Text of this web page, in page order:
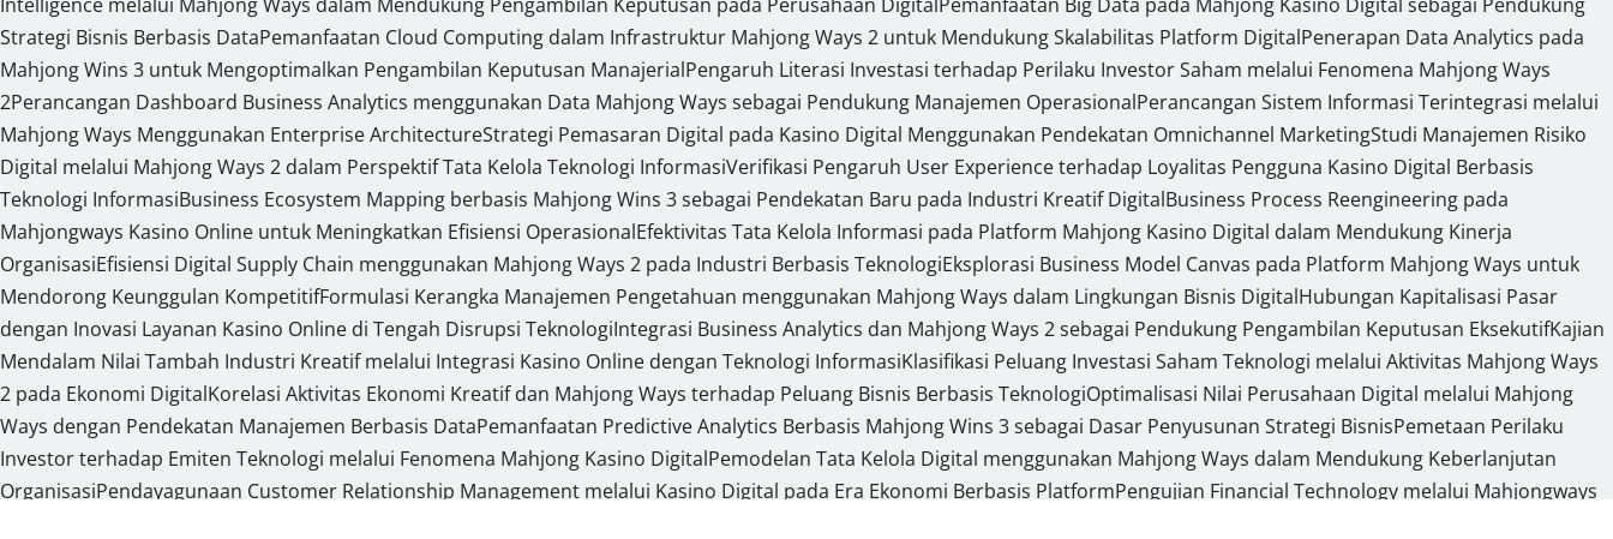
Strategi Bisnis Berbasis DataPemanfaatan Cloud Computing dalam Infrastruktur Mahjong Ways 2 untuk Mendukung Skalabilitas Platform DigitalPenerapan Data Analytics pada
Mahjong Wins 3 untuk Mengoptimalkan Pengambilan Keputusan ManajerialPengaruh Literasi Investasi terhadap Perilaku Investor Saham melalui Fenomena Mahjong Ways
2Perancangan Dashboard Business Analytics menggunakan Data Mahjong Ways sebagai Pendukung Manajemen OperasionalPerancangan Sistem Informasi Terintegrasi melalui
Mahjong Ways Menggunakan Enterprise ArchitectureStrategi Pemasaran Digital pada Kasino Digital Menggunakan Pendekatan Omnichannel MarketingStudi Manajemen Risiko
Digital melalui Mahjong Ways 2 dalam Perspektif Tata Kelola Teknologi InformasiVerifikasi Pengaruh User Experience terhadap Loyalitas Pengguna Kasino Digital Berbasis
Teknologi InformasiBusiness Ecosystem Mapping berbasis Mahjong Wins 3 sebagai Pendekatan Baru pada Industri Kreatif DigitalBusiness Process Reengineering pada
Mahjongways Kasino Online untuk Meningkatkan Efisiensi OperasionalEfektivitas Tata Kelola Informasi pada Platform Mahjong Kasino Digital dalam Mendukung Kinerja
OrganisasiEfisiensi Digital Supply Chain menggunakan Mahjong Ways 2 pada Industri Berbasis TeknologiEksplorasi Business Model Canvas pada Platform Mahjong Ways untuk
Mendorong Keunggulan KompetitifFormulasi Kerangka Manajemen Pengetahuan menggunakan Mahjong Ways dalam Lingkungan Bisnis DigitalHubungan Kapitalisasi Pasar
dengan Inovasi Layanan Kasino Online di Tengah Disrupsi TeknologiIntegrasi Business Analytics dan Mahjong Ways 2 sebagai Pendukung Pengambilan Keputusan EksekutifKajian
Mendalam Nilai Tambah Industri Kreatif melalui Integrasi Kasino Online dengan Teknologi InformasiKlasifikasi Peluang Investasi Saham Teknologi melalui Aktivitas Mahjong Ways
2 pada Ekonomi DigitalKorelasi Aktivitas Ekonomi Kreatif dan Mahjong Ways terhadap Peluang Bisnis Berbasis TeknologiOptimalisasi Nilai Perusahaan Digital melalui Mahjong
Ways dengan Pendekatan Manajemen Berbasis DataPemanfaatan Predictive Analytics Berbasis Mahjong Wins 3 sebagai Dasar Penyusunan Strategi BisnisPemetaan Perilaku
Investor terhadap Emiten Teknologi melalui Fenomena Mahjong Kasino DigitalPemodelan Tata Kelola Digital menggunakan Mahjong Ways dalam Mendukung Keberlanjutan
OrganisasiPendayagunaan Customer Relationship Management melalui Kasino Digital pada Era Ekonomi Berbasis PlatformPengujian Financial Technology melalui Mahjongways